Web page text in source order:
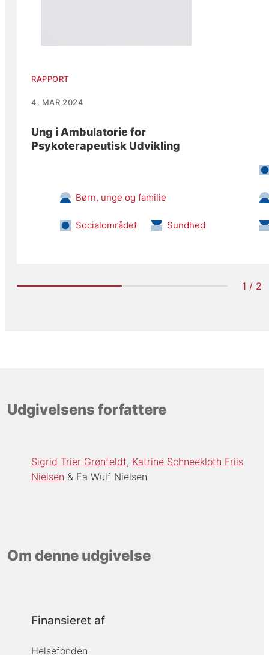
RAPPORT
4. MAR 2024
Ung i Ambulatorie for
Psykoterapeutisk Udvikling
Børn, unge og familie
Socialområdet Sundhed
1 / 2
Udgivelsens forfattere
Sigrid Trier Grønfeldt Katrine Schneekloth Friis
Nielsen
Ea Wulf Nielsen
Om denne udgivelse
Finansieret af
Helsefonden